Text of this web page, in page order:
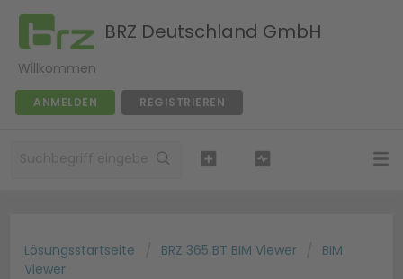
BRZ Deutschland GmbH
Willkommen
ANMELDEN REGISTRIEREN
Lösungsstartseite BRZ 365 BT BIM Viewer
BIM
Viewer